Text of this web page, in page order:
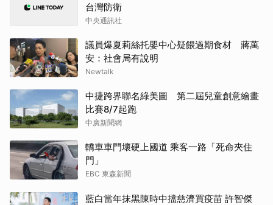
台灣防衛
中央通訊社
議員爆夏莉絲托嬰中心疑餵過期食材 蔣萬
安：社會局有說明
Newtalk
中捷跨界聯名綠美圖 第二屆兒童創意繪畫
比賽8/7起跑
中廣新聞網
轎車車門壞硬上國道 乘客一路「死命夾住
門」
EBC 東森新聞
藍白當年抹黑陳時中擋慈濟買疫苗 許智傑